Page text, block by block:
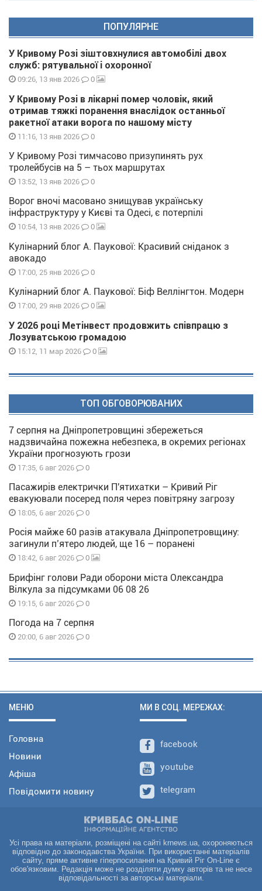
ПОПУЛЯРНЕ
У Кривому Розі зіштовхнулися автомобілі двох
служб: рятувальної і охоронної
09:26, 13 янв 2026 0
У Кривому Розі в лікарні помер чоловік, який
отримав тяжкі поранення внаслідок останньої
ракетної атаки ворога по нашому місту
11:16, 13 янв 2026 0
У Кривому Розі тимчасово призупинять рух
тролейбусів на 5 – тьох маршрутах
13:52, 13 янв 2026 0
Ворог вночі масовано знищував українську
інфраструктуру у Києві та Одесі, є потерпілі
10:54, 13 янв 2026 0
Кулінарний блог А. Паукової: Красивий сніданок з
авокадо
17:00, 25 янв 2026 0
Кулінарний блог А. Паукової: Біф Веллінгтон. Модерн
17:00, 29 янв 2026 0
У 2026 році Метінвест продовжить співпрацю з
Лозуватською громадою
15:12, 11 мар 2026 0
ТОП ОБГОВОРЮВАНИХ
7 серпня на Дніпропетровщині збережеться
надзвичайна пожежна небезпека, в окремих регіонах
України прогнозують грози
17:35, 6 авг 2026 0
Пасажирів електрички П'ятихатки – Кривий Ріг
евакуювали посеред поля через повітряну загрозу
18:05, 6 авг 2026 0
Росія майже 60 разів атакувала Дніпропетровщину:
загинули п’ятеро людей, ще 16 – поранені
18:42, 6 авг 2026 0
Брифінг голови Ради оборони міста Олександра
Вілкула за підсумками 06 08 26
19:15, 6 авг 2026 0
Погода на 7 серпня
20:00, 6 авг 2026 0
МЕНЮ
Головна
Новини
Афіша
Повідомити новину
МИ В СОЦ. МЕРЕЖАХ:
facebook
youtube
telegram
Усі права на матеріали, розміщені на сайті krnews.ua, охороняються
відповідно до законодавства України. При використанні матеріалів
сайту, пряме активне гіперпосилання на Кривий Ріг On-Line є
обов'язковим. Редакція може не розділяти думку авторів та не несе
відповідальності за авторські матеріали.